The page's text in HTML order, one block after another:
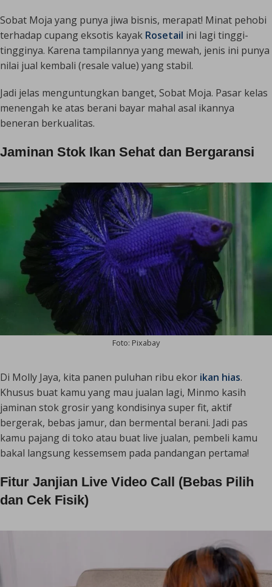
Sobat Moja yang punya jiwa bisnis, merapat! Minat pehobi
terhadap cupang eksotis kayak Rosetail ini lagi tinggi-
tingginya. Karena tampilannya yang mewah, jenis ini punya
nilai jual kembali (resale value) yang stabil.
Jadi jelas menguntungkan banget, Sobat Moja. Pasar kelas
menengah ke atas berani bayar mahal asal ikannya
beneran berkualitas.
Jaminan Stok Ikan Sehat dan Bergaransi
Foto: Pixabay
Di Molly Jaya, kita panen puluhan ribu ekor ikan hias.
Khusus buat kamu yang mau jualan lagi, Minmo kasih
jaminan stok grosir yang kondisinya super fit, aktif
bergerak, bebas jamur, dan bermental berani. Jadi pas
kamu pajang di toko atau buat live jualan, pembeli kamu
bakal langsung kessemsem pada pandangan pertama!
Fitur Janjian Live Video Call (Bebas Pilih
dan Cek Fisik)